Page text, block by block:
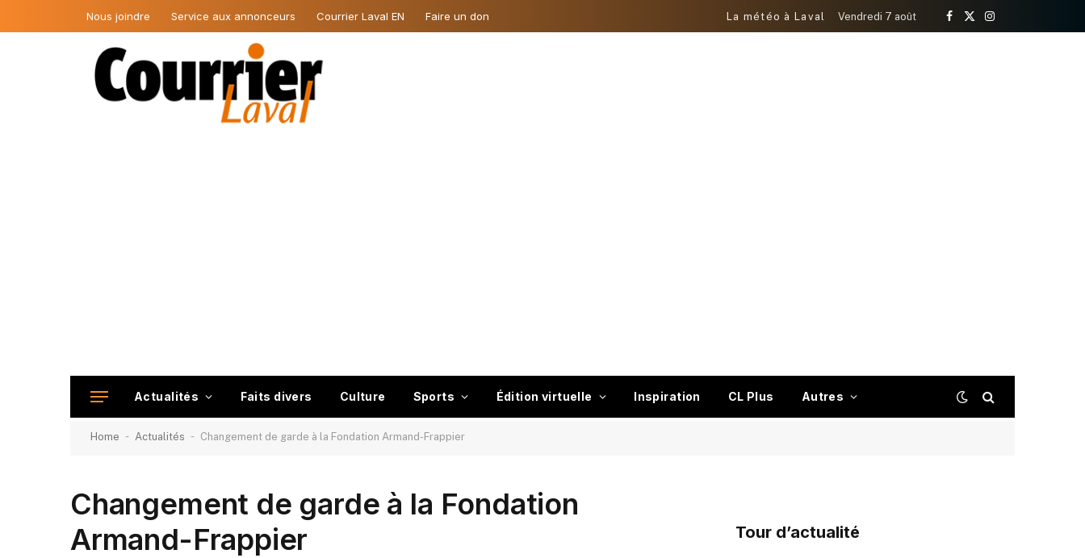
Nous joindre Service aux annonceurs Courrier Laval EN Faire un don La météo à Laval Vendredi 7 août
Facebook
X
Instagram
Actualités Faits divers Culture Sports Édition virtuelle Inspiration CL Plus Autres
Home - Actualités - Changement de garde à la Fondation Armand-Frappier
Changement de garde à la Fondation
Armand-Frappier
Tour d’actualité